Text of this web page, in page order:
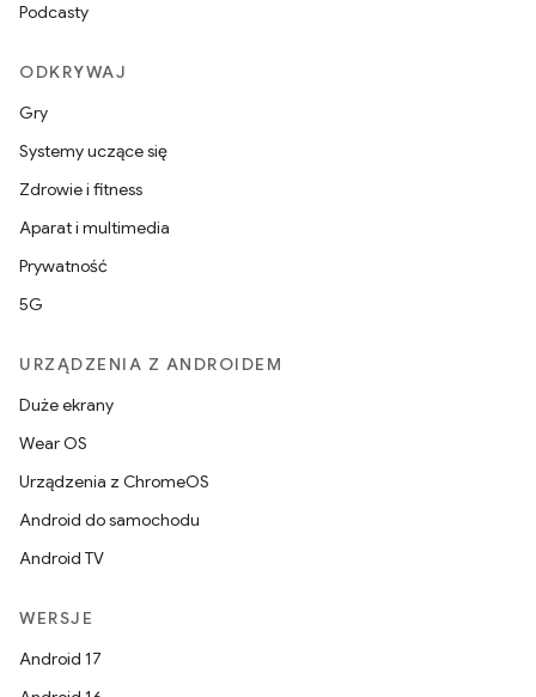
Podcasty
ODKRYWAJ
Gry
Systemy uczące się
Zdrowie i fitness
Aparat i multimedia
Prywatność
5G
URZĄDZENIA Z ANDROIDEM
Duże ekrany
Wear OS
Urządzenia z ChromeOS
Android do samochodu
Android TV
WERSJE
Android 17